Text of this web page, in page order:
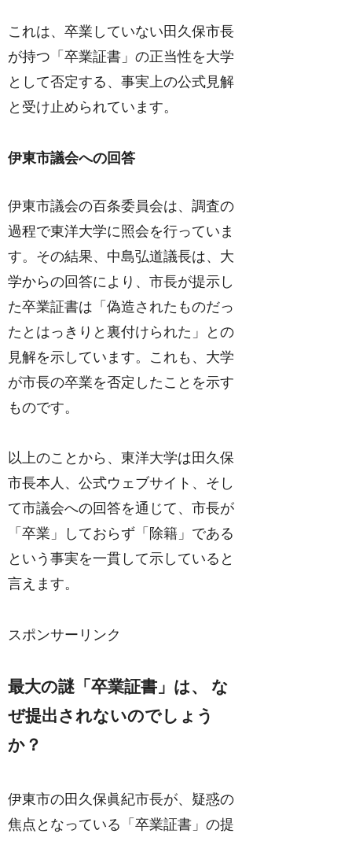
これは、卒業していない田久保市長
が持つ「卒業証書」の正当性を大学
として否定する、事実上の公式見解
と受け止められています。
伊東市議会への回答
伊東市議会の百条委員会は、調査の
過程で東洋大学に照会を行っていま
す。その結果、中島弘道議長は、大
学からの回答により、市長が提示し
た卒業証書は「偽造されたものだっ
たとはっきりと裏付けられた」との
見解を示しています。これも、大学
が市長の卒業を否定したことを示す
ものです。
以上のことから、東洋大学は田久保
市長本人、公式ウェブサイト、そし
て市議会への回答を通じて、市長が
「卒業」しておらず「除籍」である
という事実を一貫して示していると
言えます。
スポンサーリンク
最大の謎「卒業証書」は、 な
ぜ提出されないのでしょう
か？
伊東市の田久保眞紀市長が、疑惑の
焦点となっている「卒業証書」の提